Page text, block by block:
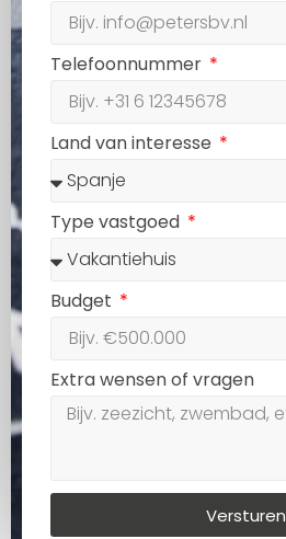
Telefoonnummer
Land van interesse
Type vastgoed
Budget
Extra wensen of vragen
Versturen